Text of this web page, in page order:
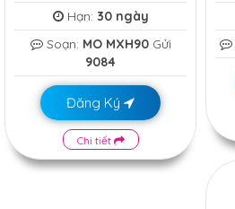
Hạn: 30 ngày
Soạn: MO MXH90Gửi
9084
Đăng Ký
Chi tiết